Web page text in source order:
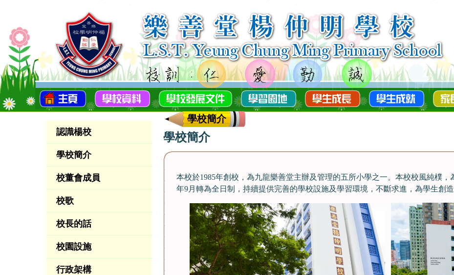
認識楊校
學校簡介
校董會成員
校歌
校長的話
校園設施
行政架構
學校簡介
學校簡介
本校於1985年創校，為九龍樂善堂主辦及管理的五所小學之一。本校校風純樸
年9月轉為全日制，持續提供完善的學校設施及學習環境，不斷求進，為學生創造